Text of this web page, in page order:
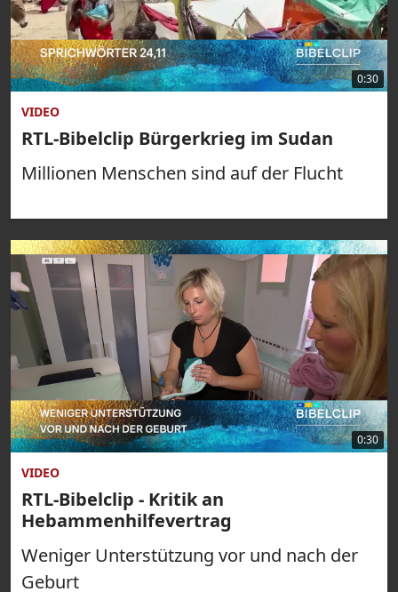
0:30
VIDEO
RTL-Bibelclip Bürgerkrieg im Sudan
Millionen Menschen sind auf der Flucht
0:30
VIDEO
RTL-Bibelclip - Kritik an
Hebammenhilfevertrag
Weniger Unterstützung vor und nach der
Geburt